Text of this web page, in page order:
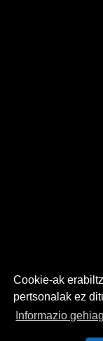
Cookie-ak
pertsonalak ez
Informazio